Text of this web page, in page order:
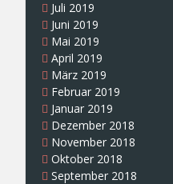
Juli 2019
Juni 2019
Mai 2019
April 2019
März 2019
Februar 2019
Januar 2019
Dezember 2018
November 2018
Oktober 2018
September 2018